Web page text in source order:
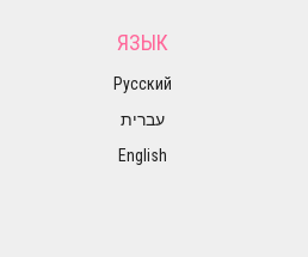
ЯЗЫК
Русский
עברית
English